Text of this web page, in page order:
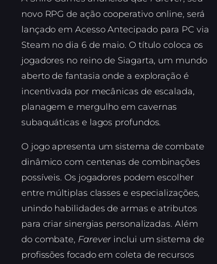
novo RPG de ação cooperativo online, será
lançado em Acesso Antecipado para PC via
Steam no dia 6 de maio. O título coloca os
jogadores no reino de Siagarta, um mundo
aberto de fantasia onde a exploração é
incentivada por mecânicas de escalada,
planagem e mergulho em cavernas
subaquáticas e lagos profundos.
O jogo apresenta um sistema de combate
dinâmico com centenas de combinações
possíveis. Os jogadores podem escolher
entre múltiplas classes e especializações,
unindo habilidades de armas e atributos
para criar sinergias personalizadas. Além
do combate, Fareverinclui um sistema de
profissões focado em coleta de recursos